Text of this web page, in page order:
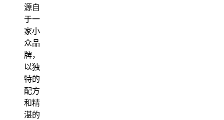
源自
于一
家小
众品
牌，
以独
特的
配方
和精
湛的